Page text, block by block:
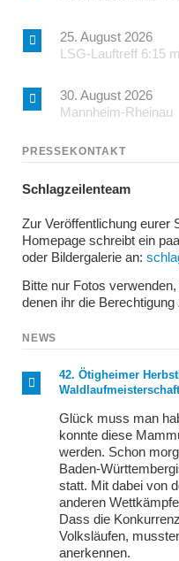
25. August 2026
LSG-Lauftreff 6:15
30. August 2026
Mannheim-Rheinau
PRESSEKONTAKT
Schlagzeilenteam
Zur Veröffentlichung eurer
Homepage schreibt ein
oder Bildergalerie an:
Bitte nur Fotos
denen ihr die
NEWS
42. Ötigheimer
Glück muss man
konnte diese
werden. Schon
Baden-
statt. Mit dabei von
anderen
Dass die
Volksläufen,
anerkennen.